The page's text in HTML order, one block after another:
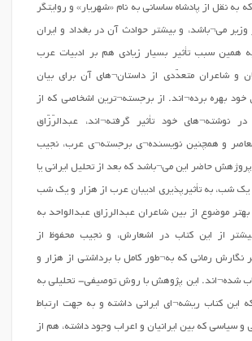
که به نقل از پادشاه ساسانی به نام «شهریار» و روایتگر
می¬باشد، و بیشتر حوادث آن در بغداد و ایران
همین سبب تأثیر بسیار زیادی هم بر ادبیات عرب
و شاعران متعدّدی از داستان¬های آن برای بیان
بهره برده¬اند. از برجسته¬ترین اشخاصی که از
خود تأثیر گرفته¬اند، عبدالرّزّاق
معاصر و همچنین نویسنده¬ی برجسته¬ی عرب، نجیب
حاضر این می¬باشد که بعد از تحلیل ایرانی یا
شب، به تأثیرپذیری ادیبان عرب از هزار و یک شب
موضوع از بین شاعران عبدالرزاق عبدالواحد به
از این کتاب در اشعارش، و نجیب محفوظ از
نگارش رمانی که به¬طور کامل با برداشتی از هزار و
شده¬اند. این پژوهش با روش توصیفی- تحلیلی به
این کتاب ریشه¬ای ایرانی داشته و به جهت ارتباط
سیاسی که بین ایرانیان و اعراب وجود داشته، هم از